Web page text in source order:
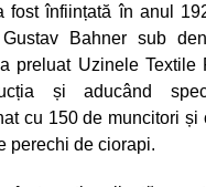
fost înființată în anul
Bahner sub
preluat Uzinele Textile
și aducând
cu 150 de muncitori și
perechi de ciorapi.